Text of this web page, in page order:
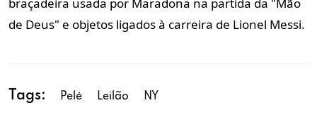
de Deus" e objetos ligados à carreira de Lionel Messi.
Tags: Pelé Leilão NY